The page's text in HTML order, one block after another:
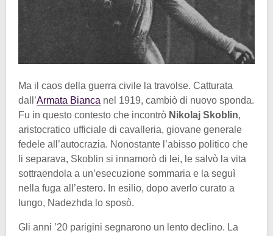
Ma il caos della guerra civile la travolse. Catturata
dall’Armata Bianca nel 1919, cambiò di nuovo sponda.
Fu in questo contesto che incontrò Nikolaj Skoblin,
aristocratico ufficiale di cavalleria, giovane generale
fedele all’autocrazia. Nonostante l’abisso politico che
li separava, Skoblin si innamorò di lei, le salvò la vita
sottraendola a un’esecuzione sommaria e la seguì
nella fuga all’estero. In esilio, dopo averlo curato a
lungo, Nadezhda lo sposò.
Gli anni ’20 parigini segnarono un lento declino. La